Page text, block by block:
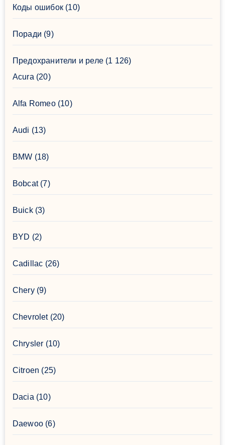
Коды ошибок(10)
Поради (9)
Предохранители и реле(1 126)
Acura (20)
Alfa Romeo(10)
Audi (13)
BMW (18)
Bobcat(7)
Buick(3)
BYD (2)
Cadillac (26)
Chery(9)
Chevrolet(20)
Chrysler (10)
Citroen (25)
Dacia (10)
Daewoo(6)